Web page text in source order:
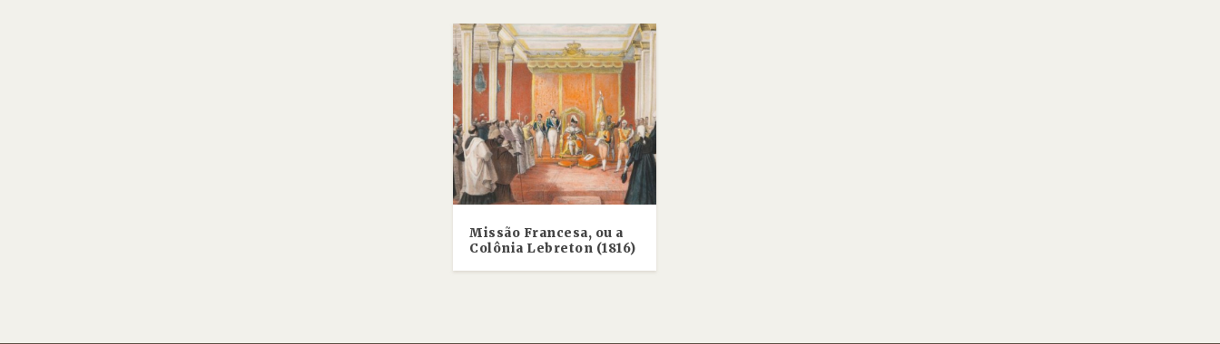
Missão Francesa, ou a
Colônia Lebreton (1816)